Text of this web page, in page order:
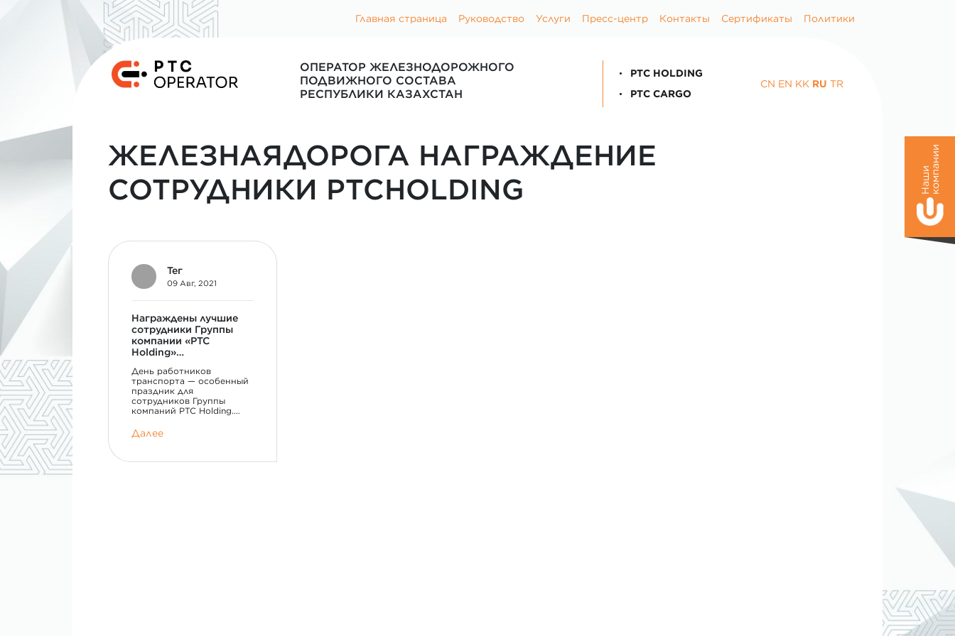
Главная страница Руководство Услуги Пресс-центр Контакты Сертификаты Политики
ОПЕРАТОР ЖЕЛЕЗНОДОРОЖНОГО
ПОДВИЖНОГО СОСТАВА
РЕСПУБЛИКИ КАЗАХСТАН
PTC HOLDING
PTC CARGO
CN EN KK RU TR
ЖЕЛЕЗНАЯДОРОГА НАГРАЖДЕНИЕ
СОТРУДНИКИ PTCHOLDING
Тег
09 Авг, 2021
Награждены лучшие
сотрудники Группы
компании «PTC
Holding»…
День работников
транспорта — особенный
праздник для
сотрудников Группы
компаний PTC Holding.…
Далее
Н
а
ш
и
к
о
м
п
а
н
ии